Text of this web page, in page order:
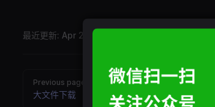
最近更新: Apr 23, 2026
Previous page
大文件下载